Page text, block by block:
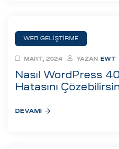
WEB GELIŞTIRME
Nasıl WordPress
Hatasını
MART, 2024 YAZAN EWT
DEVAMI